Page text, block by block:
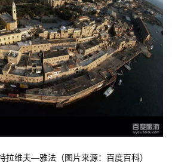
拉维夫—雅法（图片来源：百度百科）